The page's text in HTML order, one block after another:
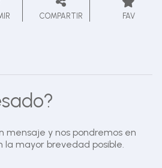
COMPARTIR FAV
mensaje y nos pondremos en
mayor brevedad posible.